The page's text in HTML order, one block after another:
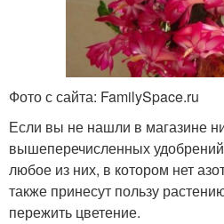
Фото с сайта: FamilySpace.ru
Если вы не нашли в магазине
вышеперечисленных
любое из них, в котором нет
также принесут пользу
пережить цветение.